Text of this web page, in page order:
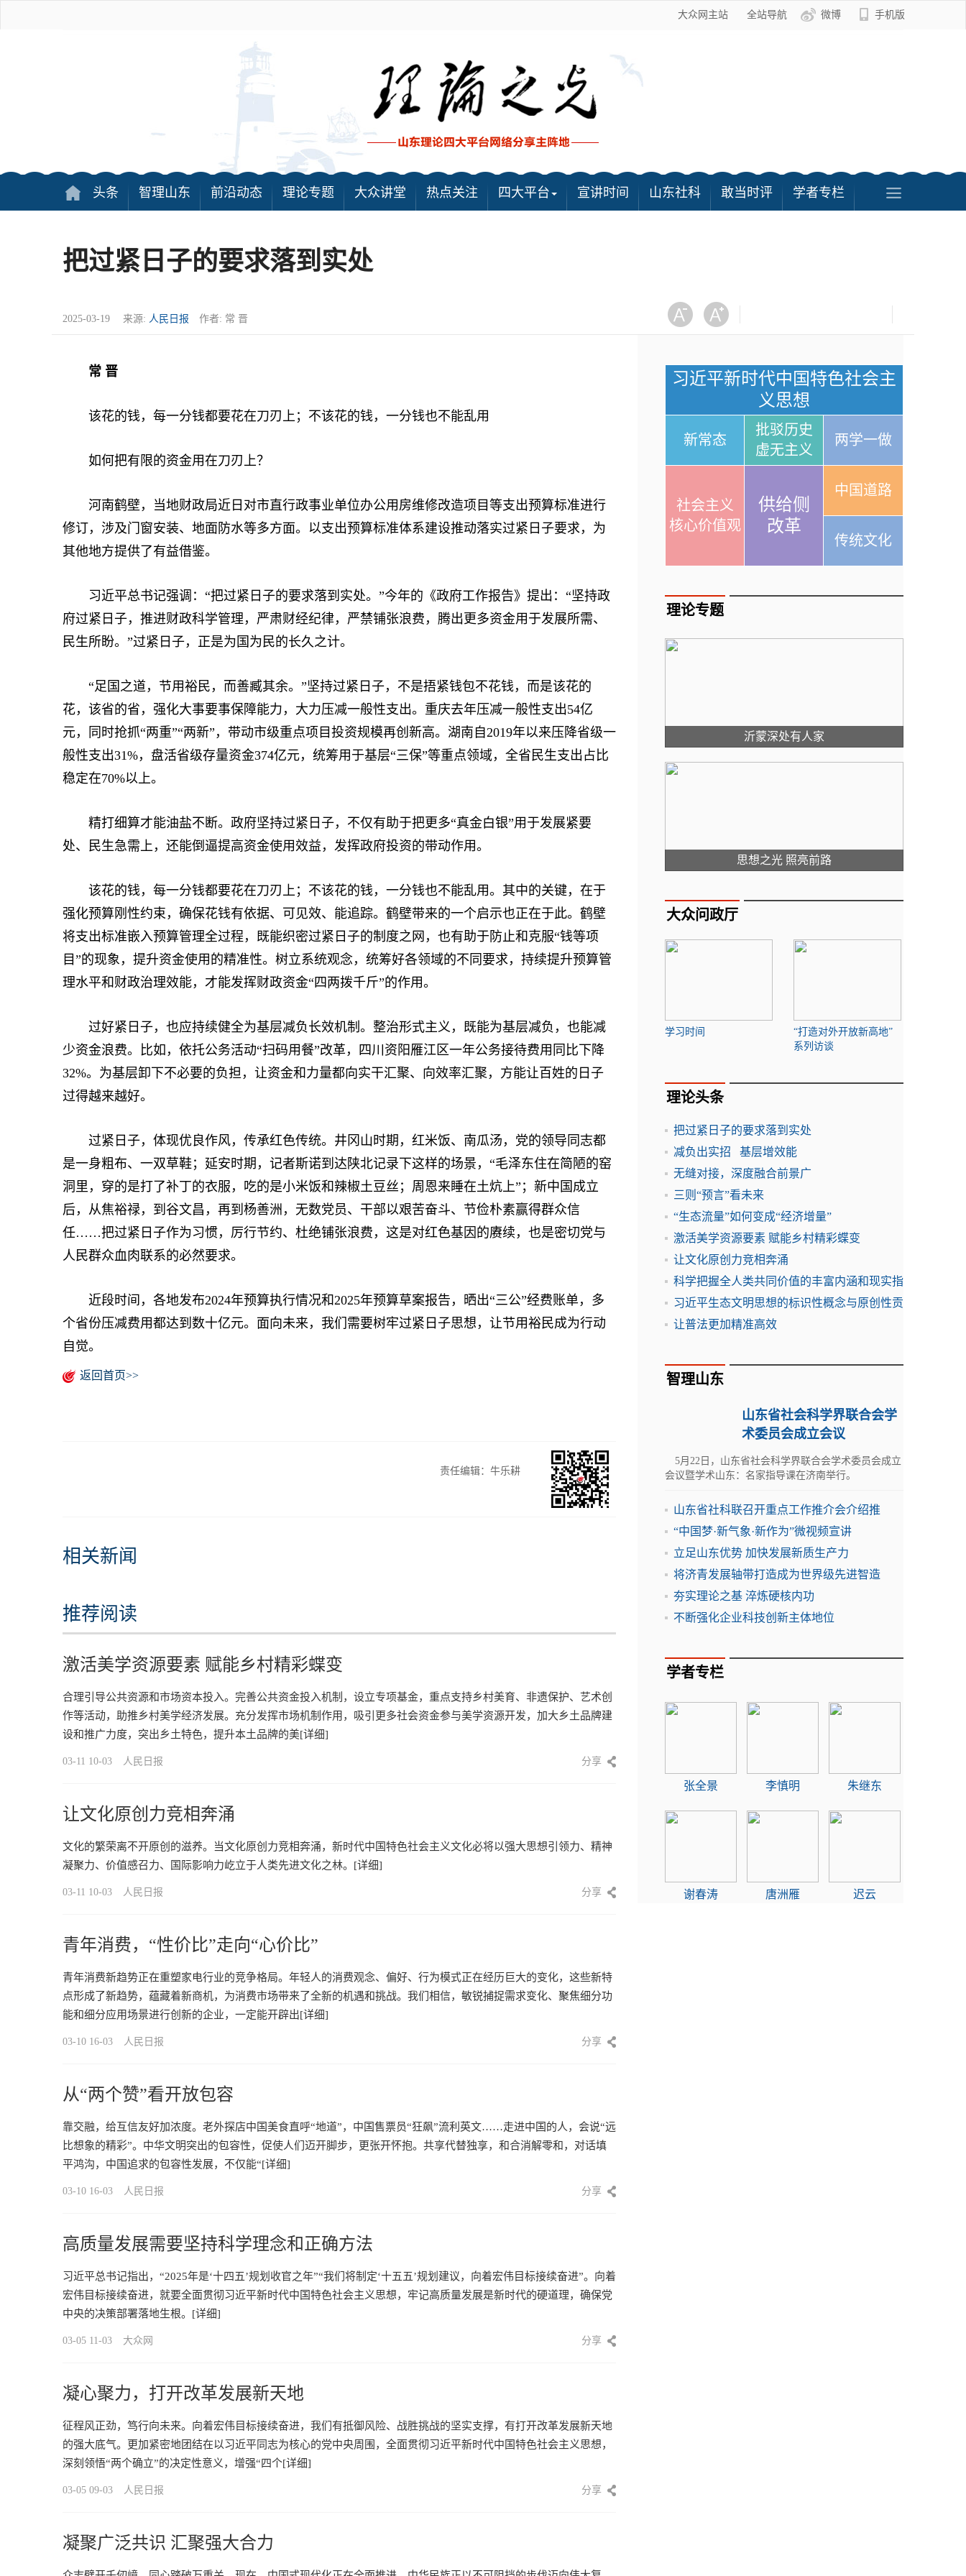
大众网主站 全站导航 微博 手机版
头条 智理山东 前沿动态 理论专题 大众讲堂 热点关注 四大平台 宣讲时间 山东社科 敢当时评 学者专栏
把过紧日子的要求落到实处
2025-03-19 来源: 人民日报 作者: 常 晋
常 晋
该花的钱，每一分钱都要花在刀刃上；不该花的钱，一分钱也不能乱用
如何把有限的资金用在刀刃上？
河南鹤壁，当地财政局近日对市直行政事业单位办公用房维修改造项目等支出预算标准进行
修订，涉及门窗安装、地面防水等多方面。以支出预算标准体系建设推动落实过紧日子要求，为
其他地方提供了有益借鉴。
习近平总书记强调：“把过紧日子的要求落到实处。”今年的《政府工作报告》提出：“坚持政
府过紧日子，推进财政科学管理，严肃财经纪律，严禁铺张浪费，腾出更多资金用于发展所需、
民生所盼。”过紧日子，正是为国为民的长久之计。
“足国之道，节用裕民，而善臧其余。”坚持过紧日子，不是捂紧钱包不花钱，而是该花的
花，该省的省，强化大事要事保障能力，大力压减一般性支出。重庆去年压减一般性支出54亿
元，同时抢抓“两重”“两新”，带动市级重点项目投资规模再创新高。湖南自2019年以来压降省级一
般性支出31%，盘活省级存量资金374亿元，统筹用于基层“三保”等重点领域，全省民生支出占比
稳定在70%以上。
精打细算才能油盐不断。政府坚持过紧日子，不仅有助于把更多“真金白银”用于发展紧要
处、民生急需上，还能倒逼提高资金使用效益，发挥政府投资的带动作用。
该花的钱，每一分钱都要花在刀刃上；不该花的钱，一分钱也不能乱用。其中的关键，在于
强化预算刚性约束，确保花钱有依据、可见效、能追踪。鹤壁带来的一个启示也正在于此。鹤壁
将支出标准嵌入预算管理全过程，既能织密过紧日子的制度之网，也有助于防止和克服“钱等项
目”的现象，提升资金使用的精准性。树立系统观念，统筹好各领域的不同要求，持续提升预算管
理水平和财政治理效能，才能发挥财政资金“四两拨千斤”的作用。
过好紧日子，也应持续健全为基层减负长效机制。整治形式主义，既能为基层减负，也能减
少资金浪费。比如，依托公务活动“扫码用餐”改革，四川资阳雁江区一年公务接待费用同比下降
32%。为基层卸下不必要的负担，让资金和力量都向实干汇聚、向效率汇聚，方能让百姓的日子
过得越来越好。
过紧日子，体现优良作风，传承红色传统。井冈山时期，红米饭、南瓜汤，党的领导同志都
是一身粗布、一双草鞋；延安时期，记者斯诺到达陕北记录下这样的场景，“毛泽东住在简陋的窑
洞里，穿的是打了补丁的衣服，吃的是小米饭和辣椒土豆丝；周恩来睡在土炕上”；新中国成立
后，从焦裕禄，到谷文昌，再到杨善洲，无数党员、干部以艰苦奋斗、节俭朴素赢得群众信
任……把过紧日子作为习惯，厉行节约、杜绝铺张浪费，这是对红色基因的赓续，也是密切党与
人民群众血肉联系的必然要求。
近段时间，各地发布2024年预算执行情况和2025年预算草案报告，晒出“三公”经费账单，多
个省份压减费用都达到数十亿元。面向未来，我们需要树牢过紧日子思想，让节用裕民成为行动
自觉。
返回首页>>
责任编辑：牛乐耕
相关新闻
推荐阅读
激活美学资源要素 赋能乡村精彩蝶变
合理引导公共资源和市场资本投入。完善公共资金投入机制，设立专项基金，重点支持乡村美育、非遗保护、艺术创
作等活动，助推乡村美学经济发展。充分发挥市场机制作用，吸引更多社会资金参与美学资源开发，加大乡土品牌建
设和推广力度，突出乡土特色，提升本土品牌的美[详细]
03-11 10-03 人民日报 分享
让文化原创力竞相奔涌
文化的繁荣离不开原创的滋养。当文化原创力竞相奔涌，新时代中国特色社会主义文化必将以强大思想引领力、精神
凝聚力、价值感召力、国际影响力屹立于人类先进文化之林。 [详细]
03-11 10-03 人民日报 分享
青年消费，“性价比”走向“心价比”
青年消费新趋势正在重塑家电行业的竞争格局。年轻人的消费观念、偏好、行为模式正在经历巨大的变化，这些新特
点形成了新趋势，蕴藏着新商机，为消费市场带来了全新的机遇和挑战。我们相信，敏锐捕捉需求变化、聚焦细分功
能和细分应用场景进行创新的企业，一定能开辟出[详细]
03-10 16-03 人民日报 分享
从“两个赞”看开放包容
靠交融，给互信友好加浓度。老外探店中国美食直呼“地道”，中国售票员“狂飙”流利英文……走进中国的人，会说“远
比想象的精彩”。中华文明突出的包容性，促使人们迈开脚步，更张开怀抱。共享代替独享，和合消解零和，对话填
平鸿沟，中国追求的包容性发展，不仅能“[详细]
03-10 16-03 人民日报 分享
高质量发展需要坚持科学理念和正确方法
习近平总书记指出，“2025年是‘十四五’规划收官之年”“我们将制定‘十五五’规划建议，向着宏伟目标接续奋进”。向着
宏伟目标接续奋进，就要全面贯彻习近平新时代中国特色社会主义思想，牢记高质量发展是新时代的硬道理，确保党
中央的决策部署落地生根。 [详细]
03-05 11-03 大众网 分享
凝心聚力，打开改革发展新天地
征程风正劲，笃行向未来。向着宏伟目标接续奋进，我们有抵御风险、战胜挑战的坚实支撑，有打开改革发展新天地
的强大底气。更加紧密地团结在以习近平同志为核心的党中央周围，全面贯彻习近平新时代中国特色社会主义思想，
深刻领悟“两个确立”的决定性意义，增强“四个[详细]
03-05 09-03 人民日报 分享
凝聚广泛共识 汇聚强大合力
习近平新时代中国特色社会主
义思想
新常态
批驳历史
虚无主义
两学一做
社会主义
核心价值观
供给侧
改革
中国道路
传统文化
理论专题
沂蒙深处有人家
思想之光 照亮前路
大众问政厅
学习时间
“打造对外开放新高地”
系列访谈
理论头条
把过紧日子的要求落到实处
减负出实招 基层增效能
无缝对接，深度融合前景广
三则“预言”看未来
“生态流量”如何变成“经济增量”
激活美学资源要素 赋能乡村精彩蝶变
让文化原创力竞相奔涌
科学把握全人类共同价值的丰富内涵和现实指
习近平生态文明思想的标识性概念与原创性贡
让普法更加精准高效
智理山东
山东省社会科学界联合会学
术委员会成立会议
5月22日，山东省社会科学界联合会学术委员会成立
会议暨学术山东：名家指导课在济南举行。
山东省社科联召开重点工作推介会介绍推
“中国梦·新气象·新作为”微视频宣讲
立足山东优势 加快发展新质生产力
将济青发展轴带打造成为世界级先进智造
夯实理论之基 淬炼硬核内功
不断强化企业科技创新主体地位
学者专栏
张全景 李慎明 朱继东
谢春涛 唐洲雁 迟云